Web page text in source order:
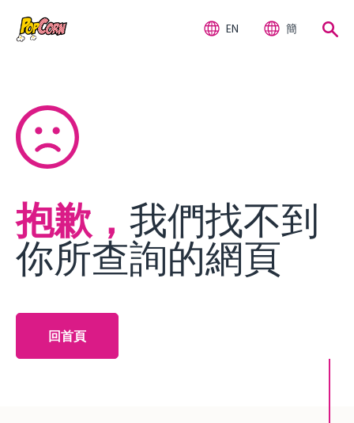
EN 簡
抱歉， 我們找不到
你所查詢的網頁
回首頁